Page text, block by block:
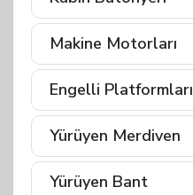
Makine Motorları
Engelli Platformları
Yürüyen Merdiven
Yürüyen Bant